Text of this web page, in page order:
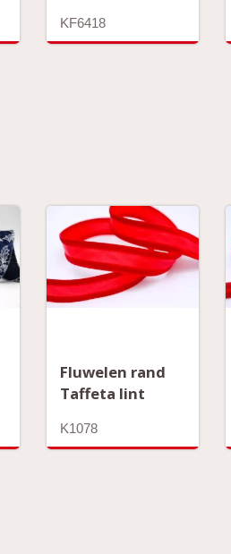
KF6418
Fluwelen rand
Taffeta lint
K1078